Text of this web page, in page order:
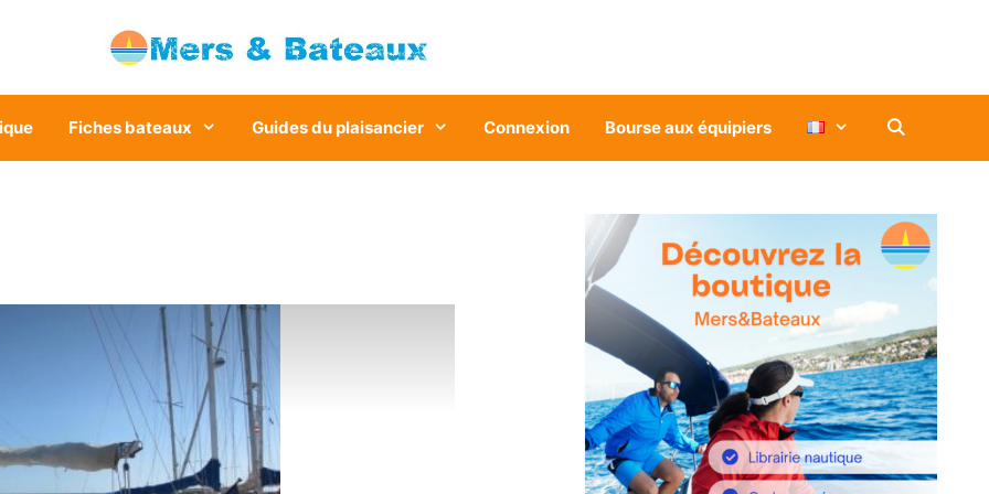
Fiches bateaux Guides du plaisancier Connexion Bourse aux équipiers